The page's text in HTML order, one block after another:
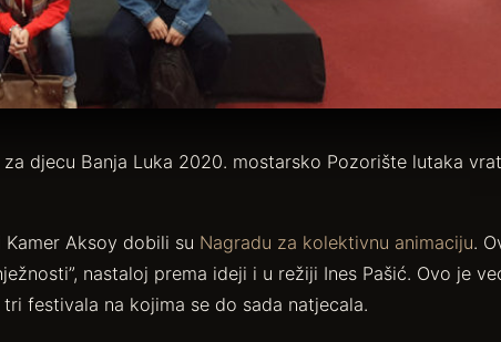
djecu Banja Luka 2020. mostarsko Pozorište lutaka
Aksoy dobili su Nagradu za kolektivnu animaciju.
nastaloj prema ideji i u režiji Ines Pašić. Ovo je
festivala na kojima se do sada natjecala.